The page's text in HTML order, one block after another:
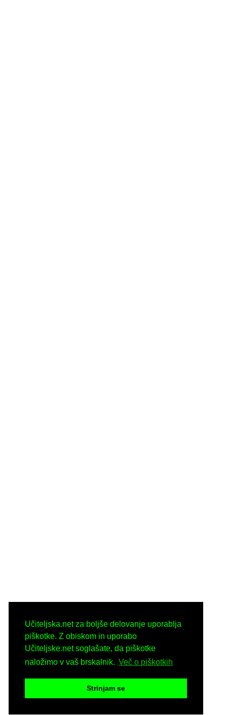
Učiteljska.net za boljše delovanje uporablja
piškotke. Z obiskom in uporabo
Učiteljske.net soglašate, da piškotke
naložimo v vaš brskalnik. Več o piškotkih
Strinjam se